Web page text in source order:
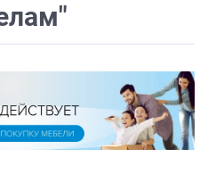
не выходя из
ДИЗАЙНЕРА
"Отправить", вы
на обработку